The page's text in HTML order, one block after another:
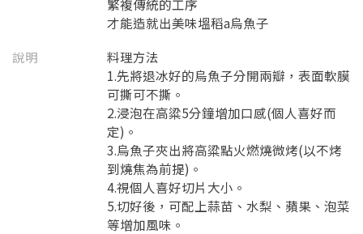
繁複傳統的工序
才能造就出美味塭稻a烏魚子
說明
料理方法
1.先將退冰好的烏魚子分開兩瓣，表面軟膜
可撕可不撕。
2.浸泡在高粱5分鐘增加口感(個人喜好而
定)。
3.烏魚子夾出將高粱點火燃燒微烤(以不烤
到燒焦為前提)。
4.視個人喜好切片大小。
5.切好後，可配上蒜苗、水梨、蘋果、泡菜
等增加風味。